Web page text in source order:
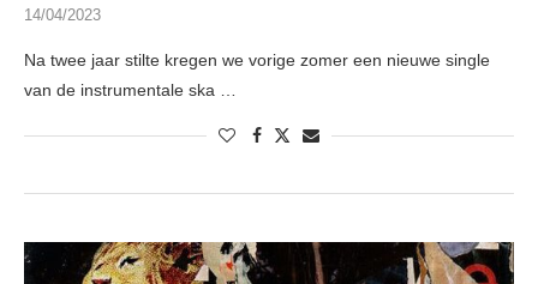
14/04/2023
Na twee jaar stilte kregen we vorige zomer een nieuwe single
van de instrumentale ska …